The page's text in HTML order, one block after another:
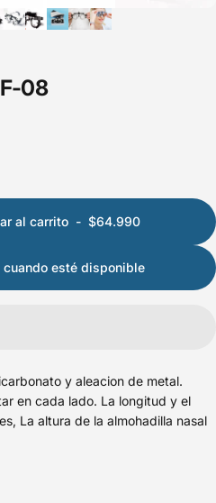
08
al carrito- $64.990
esté disponible
y aleacion de metal.
en cada lado. La longitud y el
La altura de la almohadilla nasal